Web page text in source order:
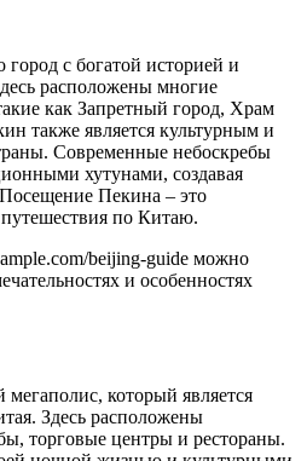
с богатой историей и
расположены многие
как Запретный город, Храм
также является культурным и
Современные небоскребы
хутунами, создавая
Пекина – это
путешествия по Китаю.
beijing-guide можно
и особенностях
который является
Здесь расположены
торговые центры и рестораны.